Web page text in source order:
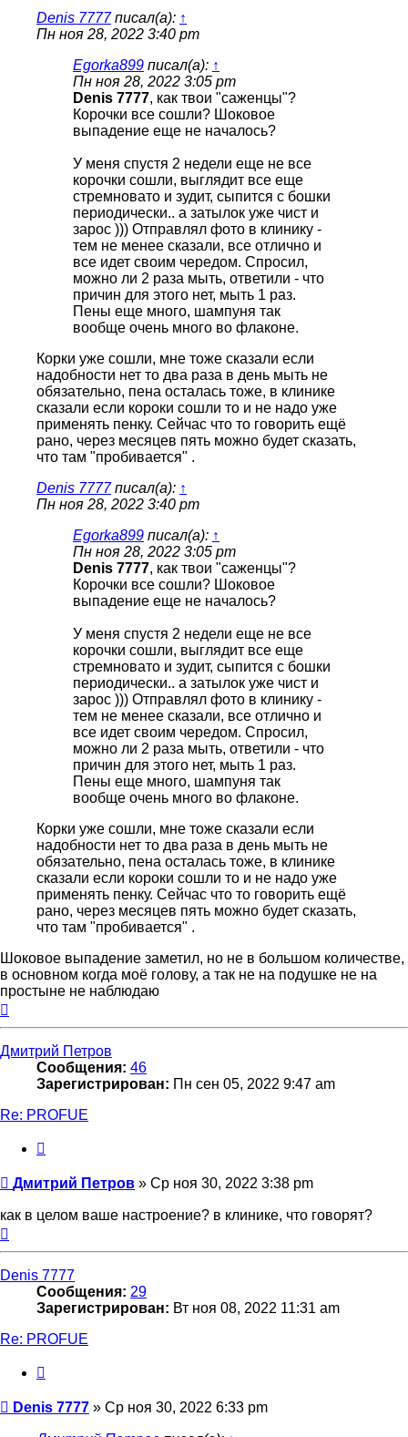
Denis 7777писал(а): ↑
Пн ноя 28, 2022 3:40 pm
Egorka899 писал(а): ↑
Пн ноя 28, 2022 3:05 pm
Denis 7777, как твои "саженцы"?
Корочки все сошли? Шоковое
выпадение еще не началось?
У меня спустя 2 недели еще не все
корочки сошли, выглядит все еще
стремновато и зудит, сыпится с бошки
периодически.. а затылок уже чист и
зарос ))) Отправлял фото в клинику -
тем не менее сказали, все отлично и
все идет своим чередом. Спросил,
можно ли 2 раза мыть, ответили - что
причин для этого нет, мыть 1 раз.
Пены еще много, шампуня так
вообще очень много во флаконе.
Корки уже сошли, мне тоже сказали если
надобности нет то два раза в день мыть не
обязательно, пена осталась тоже, в клинике
сказали если короки сошли то и не надо уже
применять пенку. Сейчас что то говорить ещё
рано, через месяцев пять можно будет сказать,
что там "пробивается" .
Denis 7777писал(а): ↑
Пн ноя 28, 2022 3:40 pm
Egorka899 писал(а): ↑
Пн ноя 28, 2022 3:05 pm
Denis 7777, как твои "саженцы"?
Корочки все сошли? Шоковое
выпадение еще не началось?
У меня спустя 2 недели еще не все
корочки сошли, выглядит все еще
стремновато и зудит, сыпится с бошки
периодически.. а затылок уже чист и
зарос ))) Отправлял фото в клинику -
тем не менее сказали, все отлично и
все идет своим чередом. Спросил,
можно ли 2 раза мыть, ответили - что
причин для этого нет, мыть 1 раз.
Пены еще много, шампуня так
вообще очень много во флаконе.
Корки уже сошли, мне тоже сказали если
надобности нет то два раза в день мыть не
обязательно, пена осталась тоже, в клинике
сказали если короки сошли то и не надо уже
применять пенку. Сейчас что то говорить ещё
рано, через месяцев пять можно будет сказать,
что там "пробивается" .
Шоковое выпадение заметил, но не в большом количестве,
в основном когда моё голову, а так не на подушке не на
простыне не наблюдаю
Дмитрий Петров
Сообщения: 46
Зарегистрирован: Пн сен 05, 2022 9:47 am
Re: PROFUE
Сообщение
Дмитрий Петров » Ср ноя 30, 2022 3:38 pm
как в целом ваше настроение? в клинике, что говорят?
Denis 7777
Сообщения: 29
Зарегистрирован: Вт ноя 08, 2022 11:31 am
Re: PROFUE
Сообщение
Denis 7777 » Ср ноя 30, 2022 6:33 pm